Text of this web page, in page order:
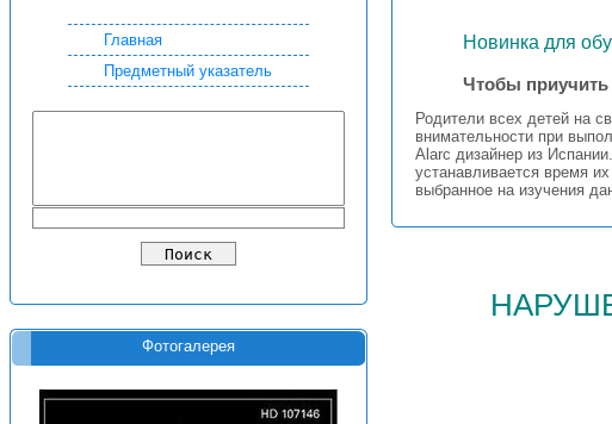
Главная
Предметный указатель
Фотогалерея
Новинка для
Чтобы приучить
Родители всех детей на
внимательности при
Alarc дизайнер из
устанавливается время
выбранное на изучения